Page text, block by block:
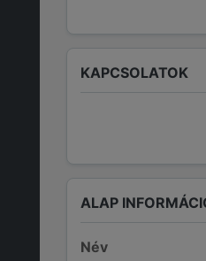
KAPCSOLATOK
ALAP
Név